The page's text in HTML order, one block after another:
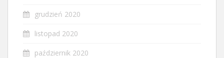
grudzień 2020
listopad 2020
październik 2020